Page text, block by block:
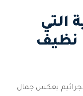
التي
نظيف
يعكس جمال